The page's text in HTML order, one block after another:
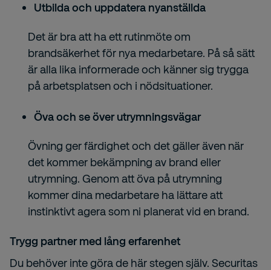
Utbilda och uppdatera nyanställda
Det är bra att ha ett rutinmöte om
brandsäkerhet för nya medarbetare. På så sätt
är alla lika informerade och känner sig trygga
på arbetsplatsen och i nödsituationer.
Öva och se över utrymningsvägar
Övning ger färdighet och det gäller även när
det kommer bekämpning av brand eller
utrymning. Genom att öva på utrymning
kommer dina medarbetare ha lättare att
instinktivt agera som ni planerat vid en brand.
Trygg partner med lång erfarenhet
Du behöver inte göra de här stegen själv. Securitas